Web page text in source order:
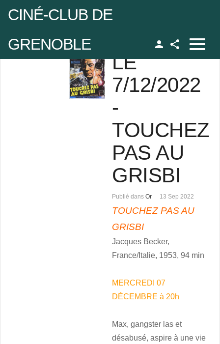
CINÉ-CLUB DE
GRENOBLE
Facebook LE
7/12/2022
-
TOUCHEZ
PAS AU
GRISBI
Publié dans Or 13 Sep 2022
TOUCHEZ PAS AU
GRISBI
Jacques Becker,
France/Italie, 1953, 94 min
MERCREDI 07
DÉCEMBRE à 20h
Max, gangster las et
désabusé, aspire à une vie